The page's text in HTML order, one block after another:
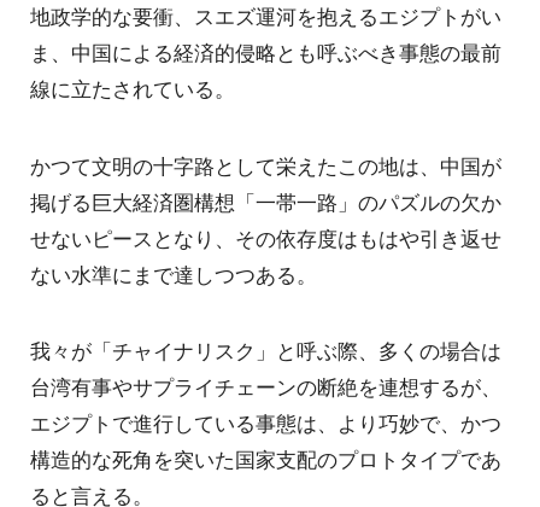
地政学的な要衝、スエズ運河を抱えるエジプトがい
ま、中国による経済的侵略とも呼ぶべき事態の最前
線に立たされている。
かつて文明の十字路として栄えたこの地は、中国が
掲げる巨大経済圏構想「一帯一路」のパズルの欠か
せないピースとなり、その依存度はもはや引き返せ
ない水準にまで達しつつある。
我々が「チャイナリスク」と呼ぶ際、多くの場合は
台湾有事やサプライチェーンの断絶を連想するが、
エジプトで進行している事態は、より巧妙で、かつ
構造的な死角を突いた国家支配のプロトタイプであ
ると言える。